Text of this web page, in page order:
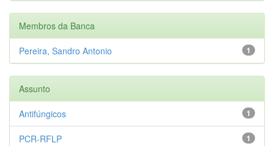
Membros da Banca
1
Pereira, Sandro Antonio
Assunto
1
Antifúngicos
1
PCR-RFLP